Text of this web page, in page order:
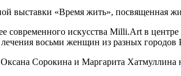
выставки «Время жить», посвященная
современного искусства Milli.Art в
восьми женщин из разных
Сорокина и Маргарита Хатмуллина